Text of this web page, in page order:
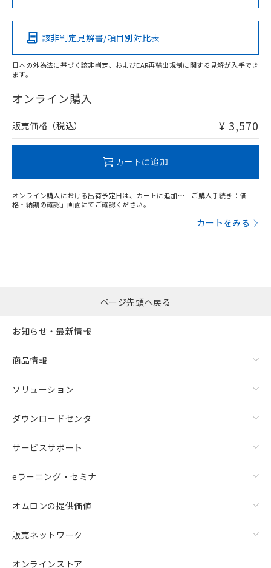
Pb Hg Cd Cr(VI)
O
在庫等で未対応品が混在する可能性があります。
問い合わせください。
該非判定見解書/項目別対比表
日本の外為法に基づく該非判定、およびEAR再輸出規制に関する見解が入手でき
ます。
オンライン購入
販売価格（税込） ¥ 3,570
カートに追加
オンライン購入における出荷予定日は、カートに追加～「ご購入手続き：価
格・納期の確認」画面にてご確認ください。
カートをみる
ページ先頭へ戻る
お知らせ・最新情報
商品情報
ソリューション
ダウンロードセンタ
サービスサポート
eラーニング・セミナ
オムロンの提供価値
販売ネットワーク
オンラインストア